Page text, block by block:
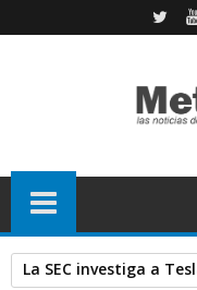
La SEC investiga a